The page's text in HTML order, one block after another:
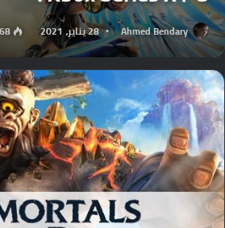
Ahmed Bendary 28 يناير، 2021 68